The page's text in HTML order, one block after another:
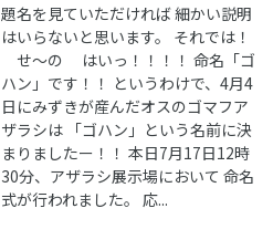
題名を見ていただければ 細かい説明
はいらないと思います。 それでは！
せ～の はいっ！！！！ 命名「ゴ
ハン」です！！ というわけで、4月4
日にみずきが産んだオスのゴマフア
ザラシは 「ゴハン」という名前に決
まりましたー！！ 本日7月17日12時
30分、アザラシ展示場において 命名
式が行われました。 応...